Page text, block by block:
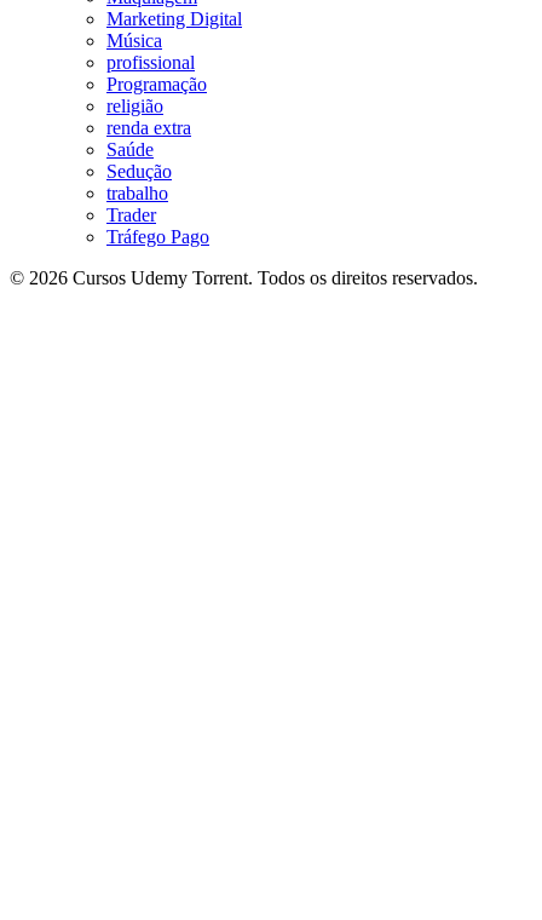
Marketing Digital
Música
profissional
Programação
religião
renda extra
Saúde
Sedução
trabalho
Trader
Tráfego Pago
© 2026 Cursos Udemy Torrent. Todos os direitos reservados.